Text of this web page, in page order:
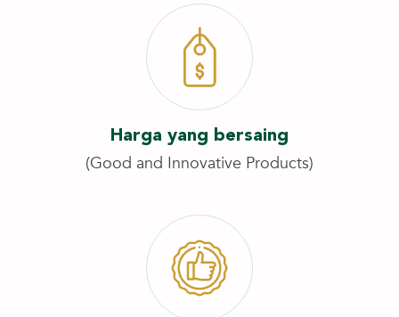
Harga yang bersaing
(Good and Innovative Products)